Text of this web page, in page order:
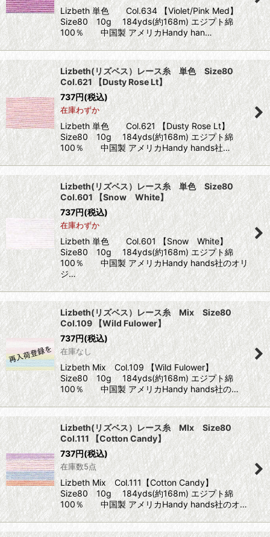
Lizbeth 単色 Col.634 【Violet/Pink Med】
Size80 10g 184yds(約168m) エジプト綿
100％ 中国製 アメリカHandy han…
Lizbeth(リズベス）レース糸 単色 Size80
Col.621 【Dusty Rose Lt】
737円(税込)
在庫わずか
Lizbeth 単色 Col.621 【Dusty Rose Lt】
Size80 10g 184yds(約168m) エジプト綿
100％ 中国製 アメリカHandy hands社…
Lizbeth(リズベス）レース糸 単色 Size80
Col.601 【Snow White】
737円(税込)
在庫わずか
Lizbeth 単色 Col.601 【Snow White】
Size80 10g 184yds(約168m) エジプト綿
100％ 中国製 アメリカHandy hands社のオリ
ジ…
Lizbeth(リズベス）レース糸 Mix Size80
Col.109 【Wild Fulower】
737円(税込)
在庫なし
Lizbeth Mix Col.109 【Wild Fulower】
Size80 10g 184yds(約168m) エジプト綿
100％ 中国製 アメリカHandy hands社の…
Lizbeth(リズベス）レース糸 MIx Size80
Col.111 【Cotton Candy】
737円(税込)
在庫数5点
Lizbeth Mix Col.111【Cotton Candy】
Size80 10g 184yds(約168m) エジプト綿
100％ 中国製 アメリカHandy hands社のオ…